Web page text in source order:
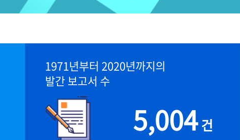
1971년부터 2020년까지의
발간 보고서 수
5,004건